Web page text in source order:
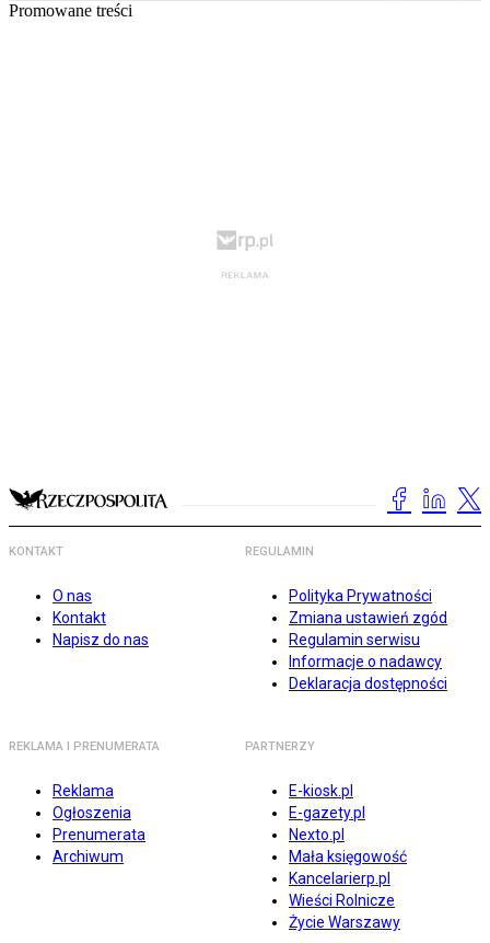
Promowane treści
KONTAKT
O nas
Kontakt
Napisz do nas
REGULAMIN
Polityka Prywatności
Zmiana ustawień zgód
Regulamin serwisu
Informacje o nadawcy
Deklaracja dostępności
REKLAMA I PRENUMERATA
Reklama
Ogłoszenia
Prenumerata
Archiwum
PARTNERZY
E-kiosk.pl
E-gazety.pl
Nexto.pl
Mała księgowość
Kancelarierp.pl
Wieści Rolnicze
Życie Warszawy